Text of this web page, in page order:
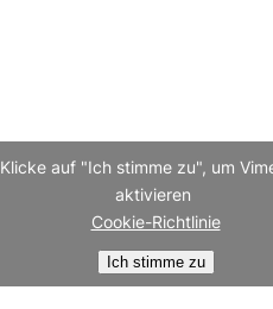
Klicke auf "Ich stimme zu", um
aktivieren
Cookie-Richtlinie
Ich stimme zu